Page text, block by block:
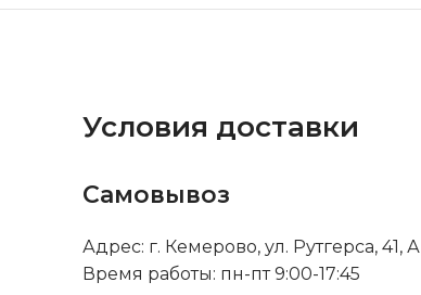
Условия доставки
Самовывоз
Адрес: г. Кемерово, ул. Рутгерса, 41, А
Время работы: пн-пт 9:00-17:45